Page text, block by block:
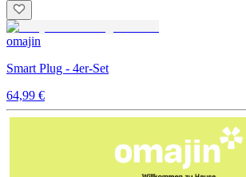
omajin
Smart Plug - 4er-Set
64,99 €